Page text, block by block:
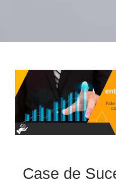
Case de